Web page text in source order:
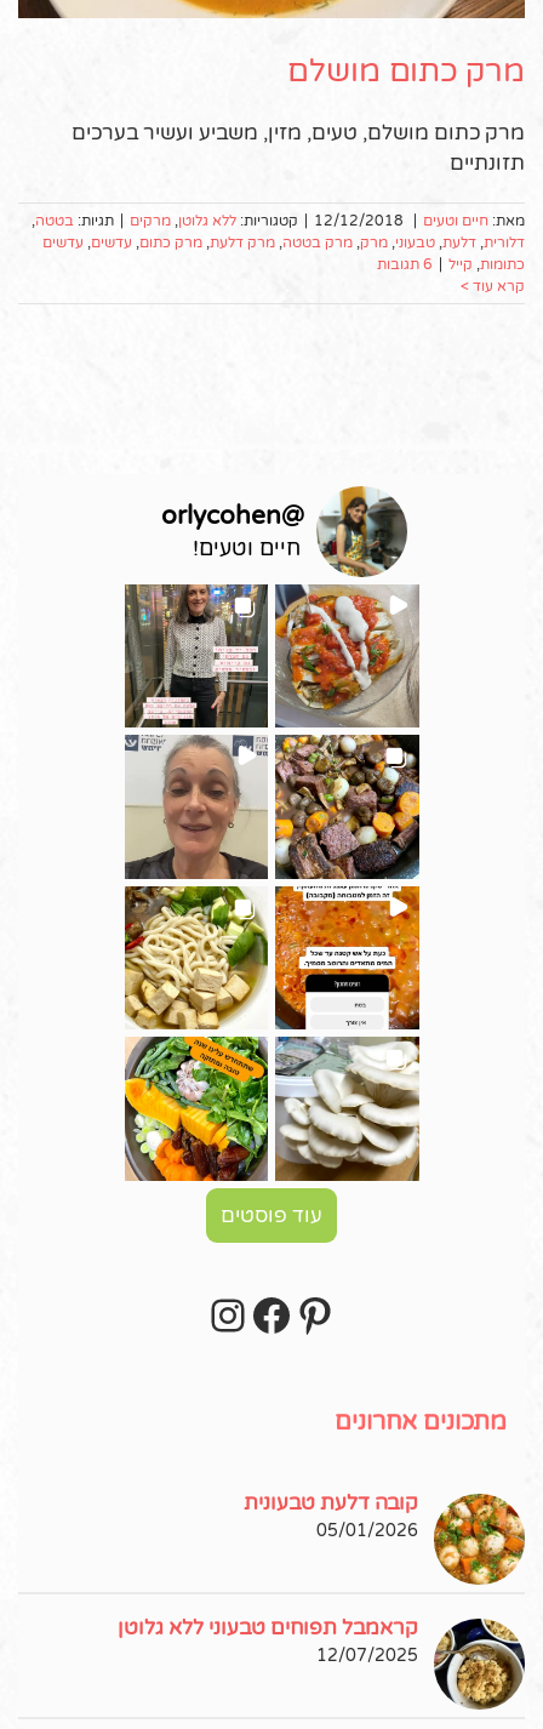
מרק כתום מושלם
מרק כתום מושלם, טעים, מזין, משביע ועשיר בערכים
תזונתיים
מאת: חיים וטעים |
12/12/2018
| קטגוריות: ללא גלוטן מרקים | תגיות: בטטה
דלורית דלעת טבעוני מרק מרק בטטה מרק דלעת מרק כתום עדשים עדשים
כתומות קייל | 6 תגובות
קרא עוד >
@
orlycohen
חיים וטעים!
עוד פוסטים
Pinterest
Facebook
מתכונים אחרונים
קובה דלעת טבעונית
05/01/2026
קראמבל תפוחים טבעוני ללא גלוטן
12/07/2025